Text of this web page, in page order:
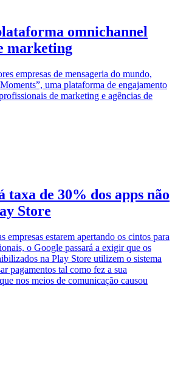
omnichannel
marketing
empresas de mensageria do mundo,
uma plataforma de engajamento
de marketing e agências de
taxa de 30% dos apps não
Store
empresas estarem apertando os cintos para
o Google passará a exigir que os
na Play Store utilizem o sistema
pagamentos tal como fez a sua
nos meios de comunicação causou